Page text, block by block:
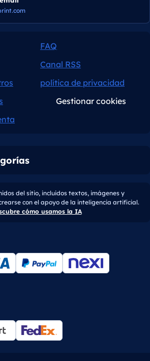
FAQ
Canal RSS
política de privacidad
Gestionar cookies
del sitio, incluidos textos, imágenes y
con el apoyo de la inteligencia artificial.
cómo usamos la IA